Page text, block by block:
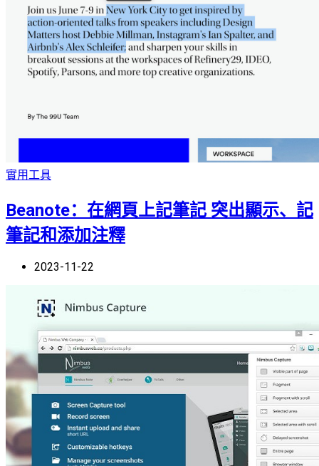
實用工具
Beanote：在網頁上記筆記 突出顯示、記
筆記和添加注釋
2023-11-22